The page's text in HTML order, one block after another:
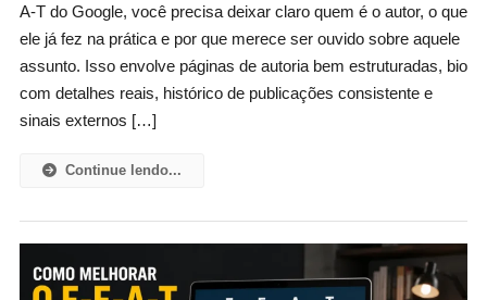
A-T do Google, você precisa deixar claro quem é o autor, o que
ele já fez na prática e por que merece ser ouvido sobre aquele
assunto. Isso envolve páginas de autoria bem estruturadas, bio
com detalhes reais, histórico de publicações consistente e
sinais externos […]
Continue lendo...